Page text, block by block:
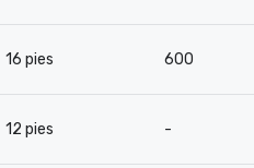
16 pies 600
12 pies -